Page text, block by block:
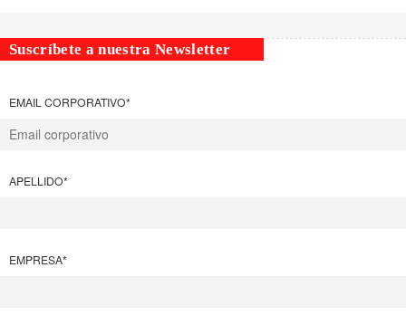
Suscríbete a nuestra Newsletter
EMAIL CORPORATIVO*
APELLIDO*
EMPRESA*